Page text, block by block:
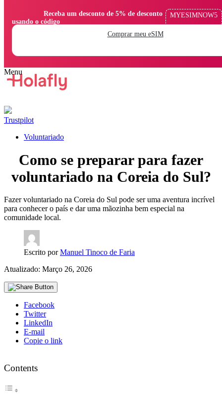
usando o código
MYESIMNOW5
Comprar meu eSIM
Trustpilot
Voluntariado
Como se preparar para fazer
voluntariado na Coreia do Sul?
Fazer voluntariado na Coreia do Sul pode ser uma aventura incrível
para conhecer o país e dar uma mãozinha bem especial na
comunidade local.
Escrito porManuel Tinoco de Faria
Atualizado: Março 26, 2026
Facebook
Twitter
LinkedIn
E-mail
Copie o link
Contents